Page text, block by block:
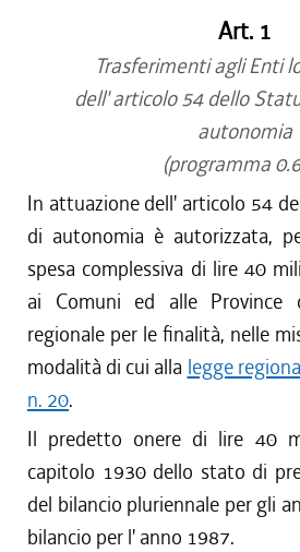
Art. 1
Trasferimenti agli Enti
dell' articolo 54 dello
autonomia
(programma
In attuazione dell' articolo 54
di autonomia è autorizzata,
spesa complessiva di lire 40
ai Comuni ed alle Province
regionale per le finalità, nelle
modalità di cui alla legge
n. 20.
Il predetto onere di lire 40
capitolo 1930 dello stato di
del bilancio pluriennale per gli
bilancio per l' anno 1987.